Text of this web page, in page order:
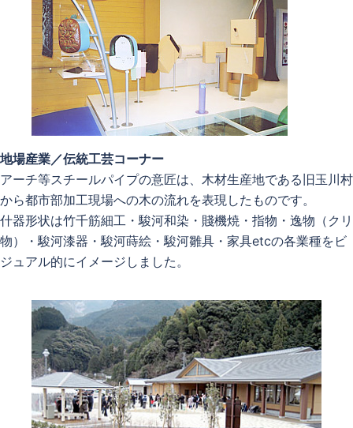
地場産業／伝統工芸コーナー
アーチ等スチールパイプの意匠は、木材生産地である旧玉川村
から都市部加工現場への木の流れを表現したものです。
什器形状は竹千筋細工・駿河和染・賤機焼・指物・逸物（クリ
物）・駿河漆器・駿河蒔絵・駿河雛具・家具etcの各業種をビ
ジュアル的にイメージしました。